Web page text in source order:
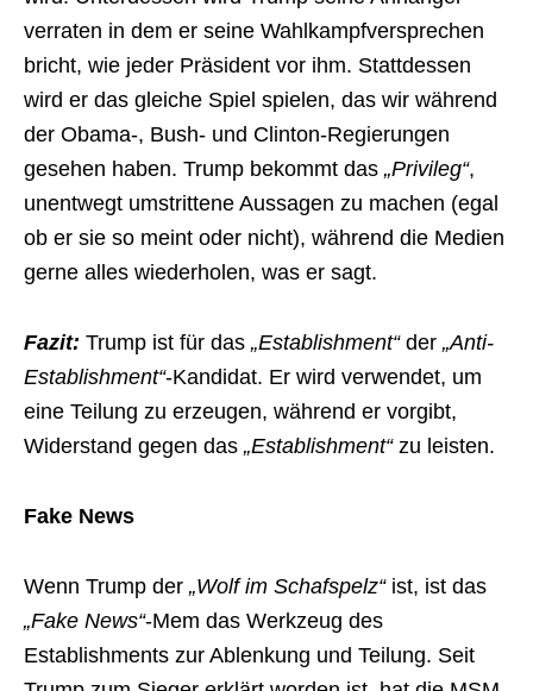
verraten in dem er seine Wahlkampfversprechen
bricht, wie jeder Präsident vor ihm. Stattdessen
wird er das gleiche Spiel spielen, das wir während
der Obama-, Bush- und Clinton-Regierungen
gesehen haben. Trump bekommt das „Privileg“,
unentwegt umstrittene Aussagen zu machen (egal
ob er sie so meint oder nicht), während die Medien
gerne alles wiederholen, was er sagt.
Fazit: Trump ist für das „Establishment“der „Anti-
Establishment“-Kandidat. Er wird verwendet, um
eine Teilung zu erzeugen, während er vorgibt,
Widerstand gegen das „Establishment“zu leisten.
Fake News
Wenn Trump der „Wolf im Schafspelz“ist, ist das
„Fake News“-Mem das Werkzeug des
Establishments zur Ablenkung und Teilung. Seit